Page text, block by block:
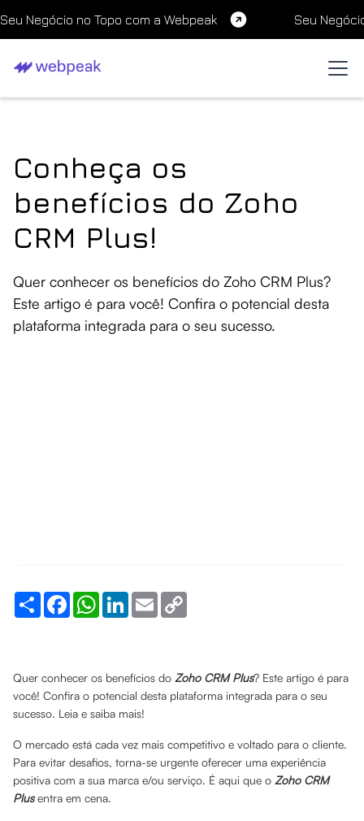
Seu Negócio no Topo com a Webpeak Seu
Conheça os
benefícios do Zoho
CRM Plus!
Quer conhecer os benefícios do Zoho CRM Plus?
Este artigo é para você! Confira o potencial desta
plataforma integrada para o seu sucesso.
Share FacebookWhatsApp
LinkedInEmail
Quer conhecer os benefícios do Zoho CRM Plus? Este artigo é para
você! Confira o potencial desta plataforma integrada para o seu
sucesso. Leia e saiba mais!
O mercado está cada vez mais competitivo e voltado para o cliente.
Para evitar desafios, torna-se urgente oferecer uma experiência
positiva com a sua marca e/ou serviço. É aqui que o Zoho CRM
Plusentra em cena.